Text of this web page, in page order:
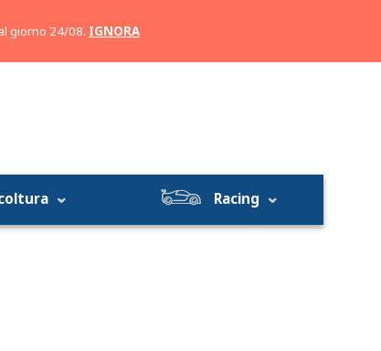
Racing
giorno 24/08. IGNORA